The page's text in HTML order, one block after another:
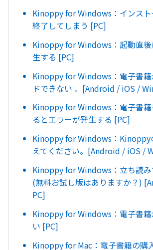
Kinoppy for Windows：インス
終了してしまう [PC]
Kinoppy for Windows：起動直
生する [PC]
Kinoppy for Windows：電子書籍
ドできない 。[Android / iOS /
Kinoppy for Windows：電子書
るとエラーが発生する [PC]
Kinoppy for Windows：Kinoppy
えてください。[Android / iOS /
Kinoppy for Windows：立ち読み
(無料お試し版はありますか？)
PC]
Kinoppy for Windows：電子書
い [PC]
Kinoppy for Mac：電子書籍の購